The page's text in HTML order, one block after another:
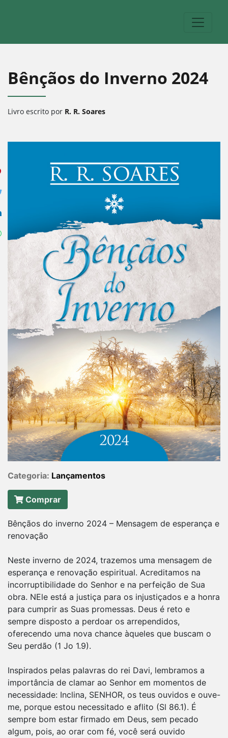
Bênçãos do Inverno 2024
Livro escrito por R. R. Soares
Categoria: Lançamentos
Comprar
Bênçãos do inverno 2024 – Mensagem de esperança e
renovação
Neste inverno de 2024, trazemos uma mensagem de
esperança e renovação espiritual. Acreditamos na
incorruptibilidade do Senhor e na perfeição de Sua
obra. NEle está a justiça para os injustiçados e a honra
para cumprir as Suas promessas. Deus é reto e
sempre disposto a perdoar os arrependidos,
oferecendo uma nova chance àqueles que buscam o
Seu perdão (1 Jo 1.9).
Inspirados pelas palavras do rei Davi, lembramos a
importância de clamar ao Senhor em momentos de
necessidade: Inclina, SENHOR, os teus ouvidos e ouve-
me, porque estou necessitado e aflito (Sl 86.1). É
sempre bom estar firmado em Deus, sem pecado
algum, pois, ao orar com fé, você será ouvido